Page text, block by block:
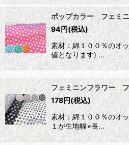
ポップカラー フェミ
94円(税込)
素材：綿１００％のオ
値となります) …
フェミニンフラワー
178円(税込)
素材：綿１００％のオ
１が生地幅×長…